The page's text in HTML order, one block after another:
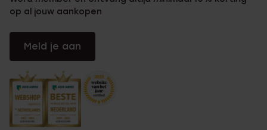
op al jouw aankopen
Meld je aan